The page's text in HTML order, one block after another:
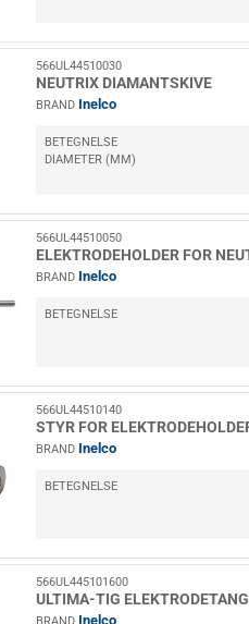
566UL44510030
NEUTRIX DIAMANTSKIVE
BRAND Inelco
BETEGNELSE
DIAMETER (MM)
566UL44510050
ELEKTRODEHOLDER FOR
BRAND Inelco
BETEGNELSE
566UL44510140
STYR FOR
BRAND Inelco
BETEGNELSE
566UL445101600
ULTIMA-TIG ELEKTRODETANG
Inelco